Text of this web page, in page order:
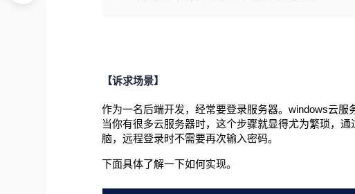
【诉求场景】
作为一名后端开发，经常要登录服务器。windows云
当你有很多云服务器时，这个步骤就显得尤为繁琐，
脑，远程登录时不需要再次输入密码。
下面具体了解一下如何实现。